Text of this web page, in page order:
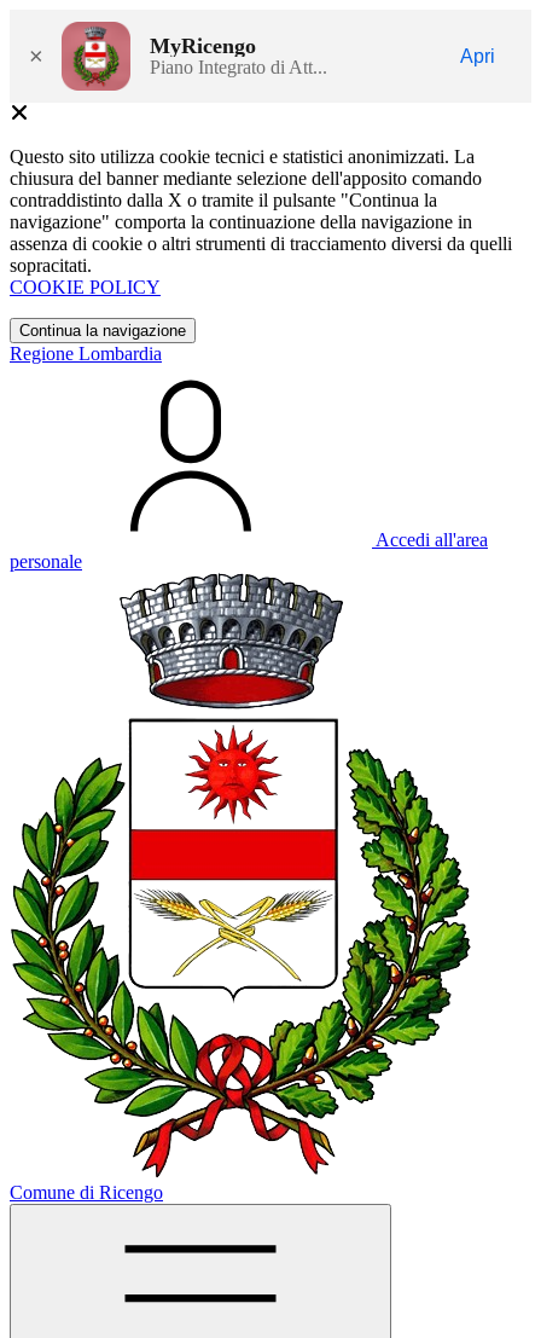
× MyRicengo
Piano Integrato di Att...
Apri
Questo sito utilizza cookie tecnici e statistici anonimizzati. La
chiusura del banner mediante selezione dell'apposito comando
contraddistinto dalla X o tramite il pulsante "Continua la
navigazione" comporta la continuazione della navigazione in
assenza di cookie o altri strumenti di tracciamento diversi da quelli
sopracitati.
COOKIE POLICY
Continua la navigazione
Regione Lombardia
Accedi all'area
personale
Comune di Ricengo